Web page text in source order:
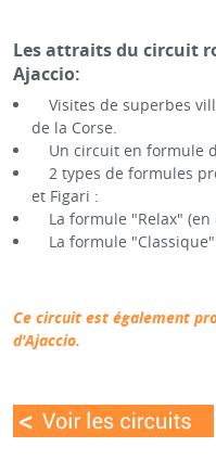
Les attraits du circuit
Ajaccio:
Visites de superbes
de la Corse.
Un circuit en formule
2 types de formules
et Figari :
La formule "Relax" (en
La formule
Ce circuit est également
d'Ajaccio.